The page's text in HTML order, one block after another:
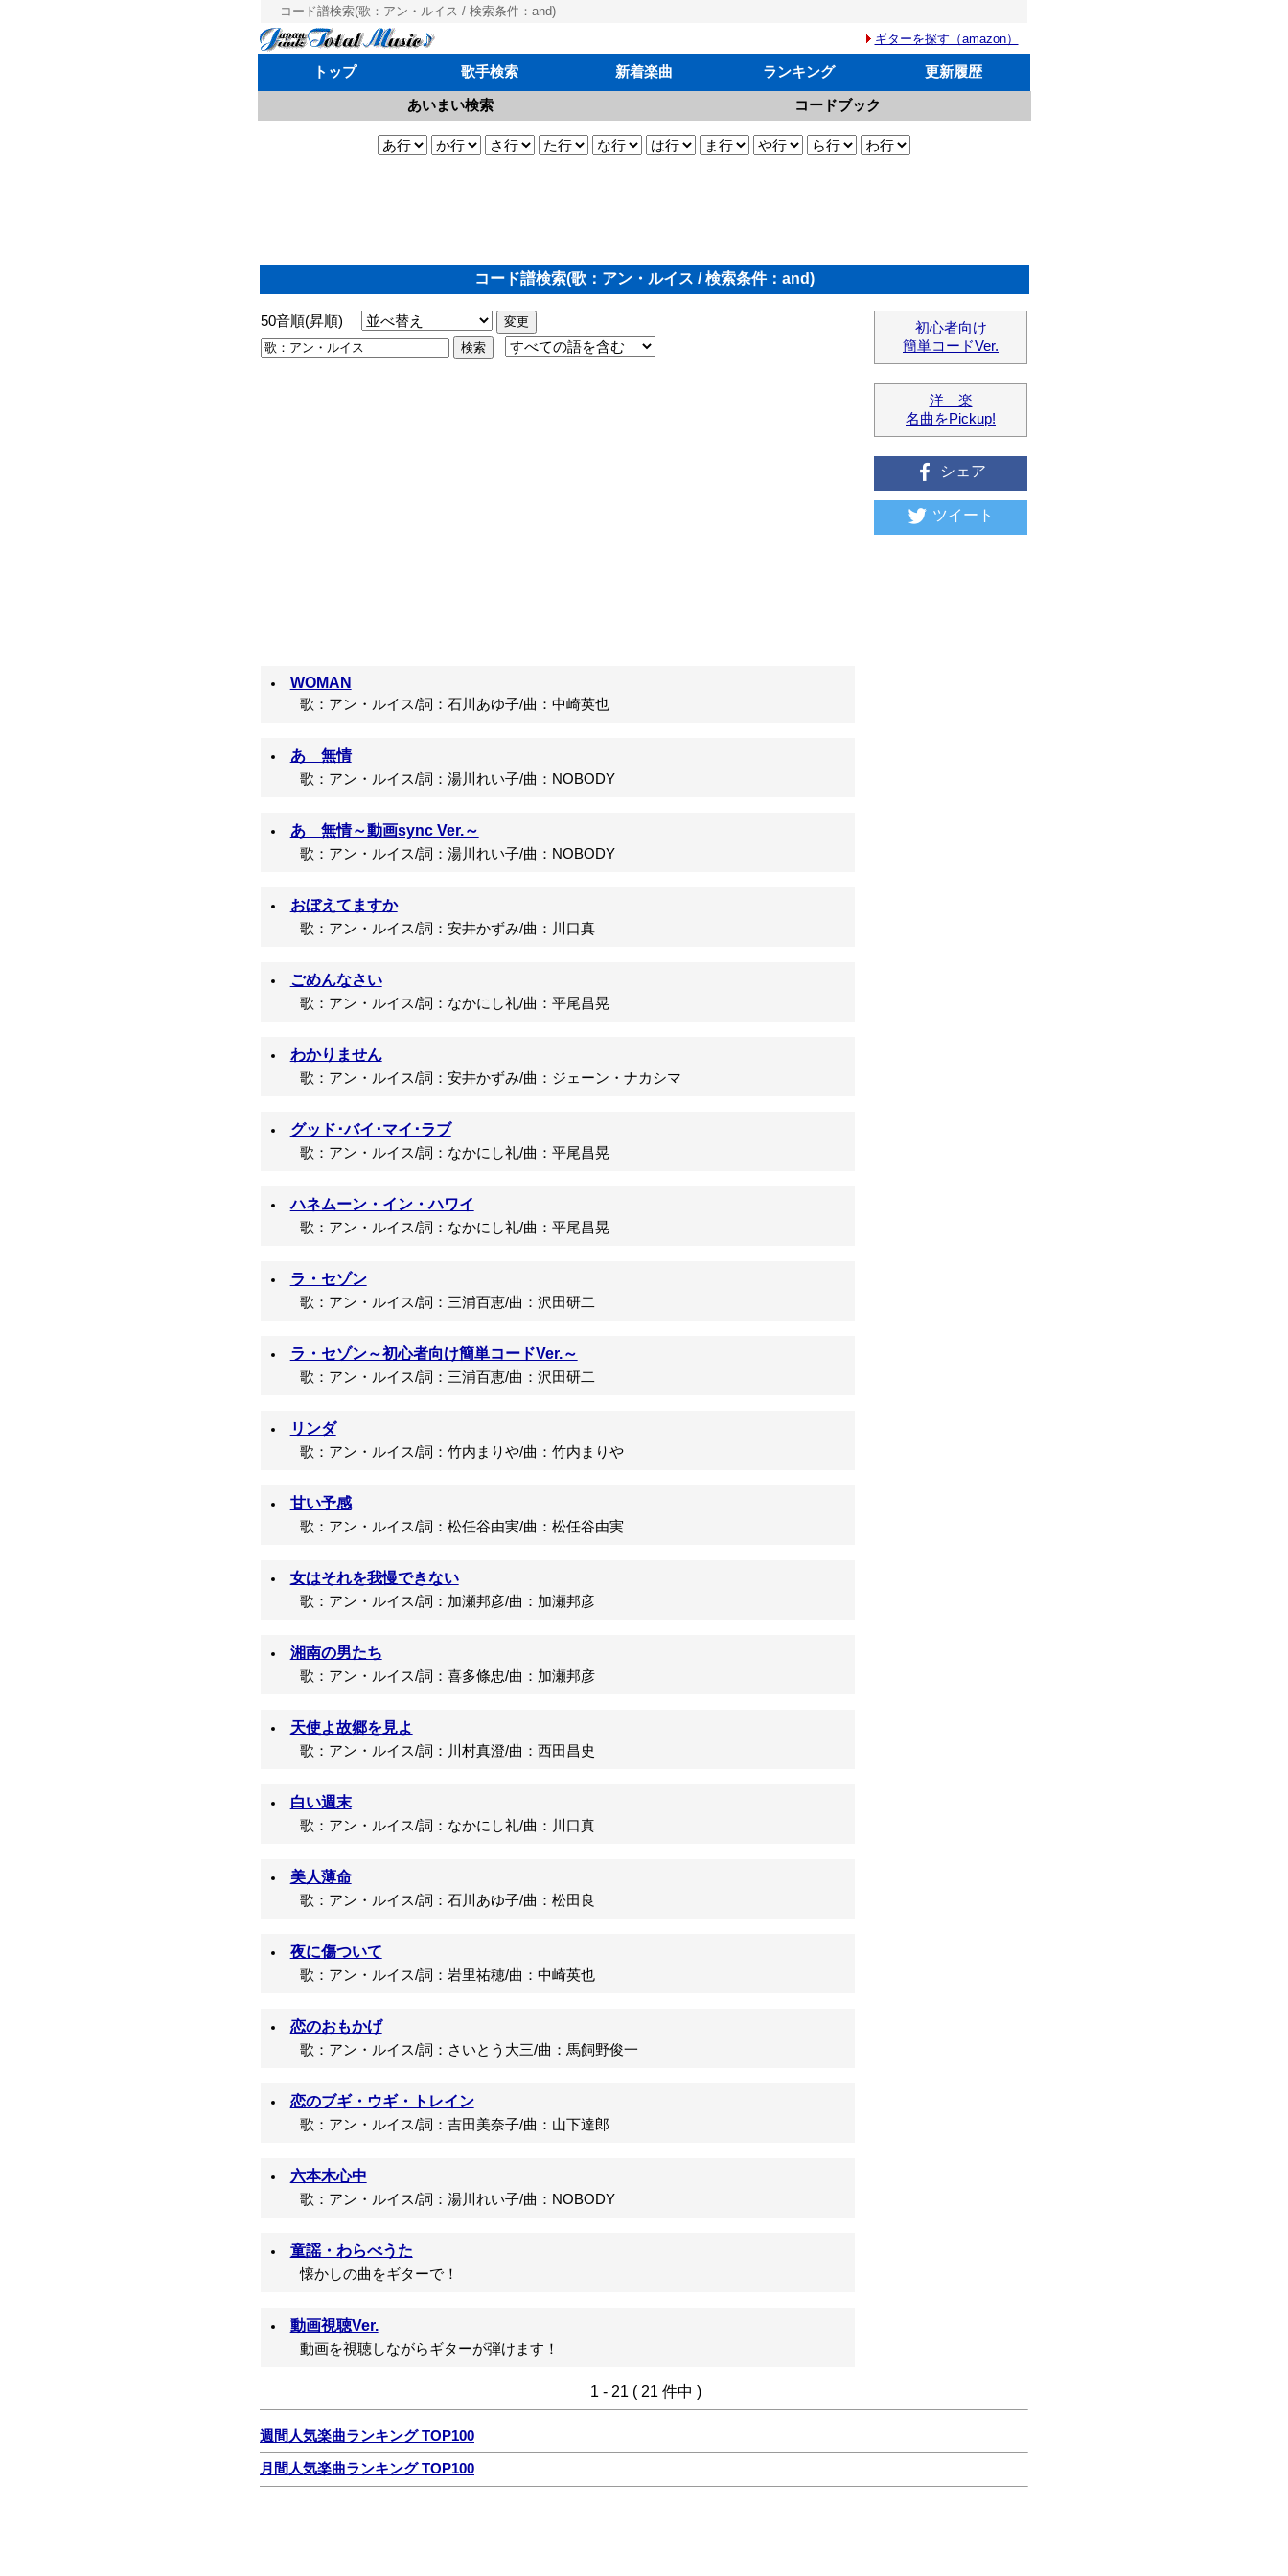
コード譜検索(歌：アン・ルイス / 検索条件：and)
ギターを探す（amazon）
トップ 歌手検索 新着楽曲 ランキング 更新履歴
あいまい検索 コードブック
コード譜検索(歌：アン・ルイス / 検索条件：and)
50音順(昇順)
WOMAN
歌：アン・ルイス/詞：石川あゆ子/曲：中崎英也
あゝ無情
歌：アン・ルイス/詞：湯川れい子/曲：NOBODY
あゝ無情～動画sync Ver.～
歌：アン・ルイス/詞：湯川れい子/曲：NOBODY
おぼえてますか
歌：アン・ルイス/詞：安井かずみ/曲：川口真
ごめんなさい
歌：アン・ルイス/詞：なかにし礼/曲：平尾昌晃
わかりません
歌：アン・ルイス/詞：安井かずみ/曲：ジェーン・ナカシマ
グッド･バイ･マイ･ラブ
歌：アン・ルイス/詞：なかにし礼/曲：平尾昌晃
ハネムーン・イン・ハワイ
歌：アン・ルイス/詞：なかにし礼/曲：平尾昌晃
ラ・セゾン
歌：アン・ルイス/詞：三浦百恵/曲：沢田研二
ラ・セゾン～初心者向け簡単コードVer.～
歌：アン・ルイス/詞：三浦百恵/曲：沢田研二
リンダ
歌：アン・ルイス/詞：竹内まりや/曲：竹内まりや
甘い予感
歌：アン・ルイス/詞：松任谷由実/曲：松任谷由実
女はそれを我慢できない
歌：アン・ルイス/詞：加瀬邦彦/曲：加瀬邦彦
湘南の男たち
歌：アン・ルイス/詞：喜多條忠/曲：加瀬邦彦
天使よ故郷を見よ
歌：アン・ルイス/詞：川村真澄/曲：西田昌史
白い週末
歌：アン・ルイス/詞：なかにし礼/曲：川口真
美人薄命
歌：アン・ルイス/詞：石川あゆ子/曲：松田良
夜に傷ついて
歌：アン・ルイス/詞：岩里祐穂/曲：中崎英也
恋のおもかげ
歌：アン・ルイス/詞：さいとう大三/曲：馬飼野俊一
恋のブギ・ウギ・トレイン
歌：アン・ルイス/詞：吉田美奈子/曲：山下達郎
六本木心中
歌：アン・ルイス/詞：湯川れい子/曲：NOBODY
童謡・わらべうた
懐かしの曲をギターで！
動画視聴Ver.
動画を視聴しながらギターが弾けます！
初心者向け
簡単コードVer.
洋 楽
名曲をPickup!
シェア
ツイート
1 - 21 ( 21 件中 )
週間人気楽曲ランキング TOP100
月間人気楽曲ランキング TOP100